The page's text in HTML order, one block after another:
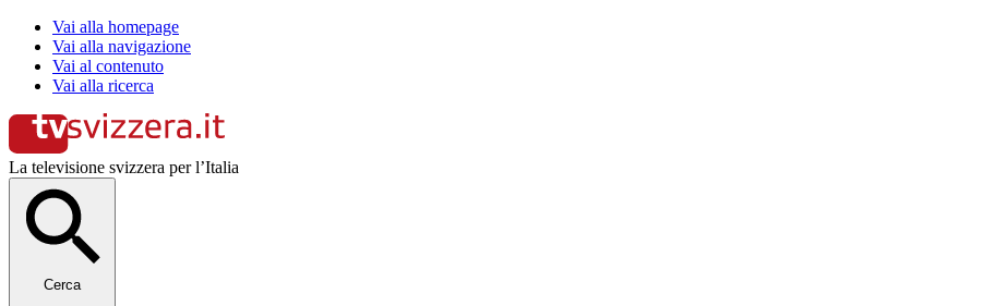
Vai alla homepage
Vai alla navigazione
Vai al contenuto
Vai alla ricerca
La televisione svizzera per l’Italia
Cerca